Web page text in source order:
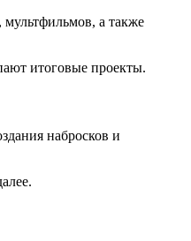
мультфильмов, а также
итоговые проекты.
набросков и